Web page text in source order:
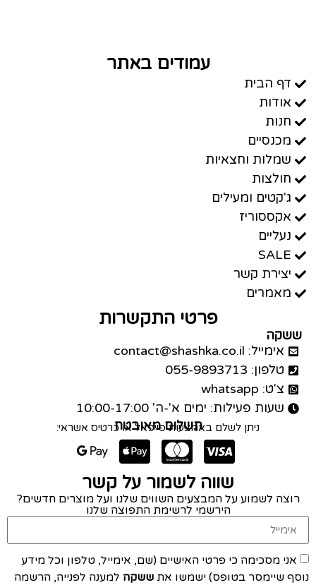
עמודים באתר
דף הבית
אודות
חנות
מכנסיים
שמלות וחצאיות
חולצות
ג'קטים ומעילים
אקססוריז
נעליים
SALE
יצירת קשר
מאמרים
פרטי התקשרות
ששקה
אימייל: contact@shashka.co.il
טלפון: 055-9893713
צ'ט: whatsapp
שעות פעילות: ימים א'-ה' 10:00-17:00
תשלום מאובטח
ניתן לשלם באמצעות פייפאל או כרטיס אשראי:
שווה לשמור על קשר
רוצה לשמוע על המבצעים השווים שלנו ועל מוצרים חדשים?
הירשמי לרשימת התפוצה שלנו
אני מסכימה כי פרטי האישיים (שם, אימייל, טלפון וכל מידע
נוסף שיימסר בטופס) ישמשו את ששקה למענה לפנייה, הרשמה